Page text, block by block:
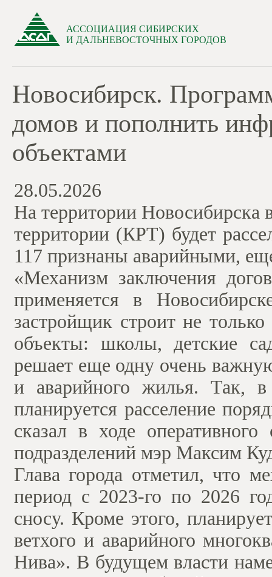
АССОЦИАЦИЯ СИБИРСКИХ
И ДАЛЬНЕВОСТОЧНЫХ ГОРОДОВ
Новосибирск.
домов и пополнить
объектами
28.05.2026
На территории Новосибирска
территории (КРТ) будет
117 признаны аварийными,
«Механизм заключения
применяется в
застройщик строит не
объекты: школы, детские
решает еще одну очень
и аварийного жилья. Так,
планируется расселение
сказал в ходе
подразделений мэр Максим
Глава города отметил, что
период с 2023-го по 2026
сносу. Кроме этого,
ветхого и аварийного
Нива». В будущем власти